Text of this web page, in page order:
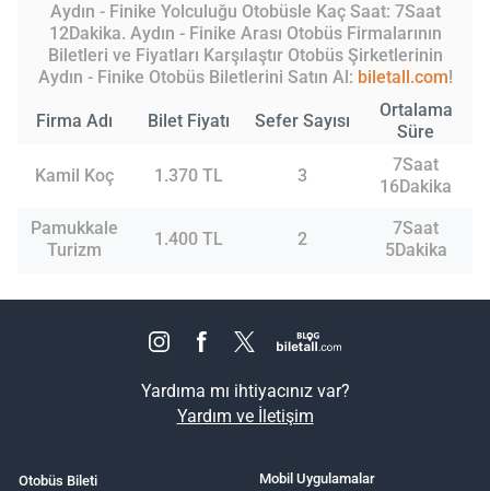
Aydın - Finike Yolculuğu Otobüsle Kaç Saat: 7Saat
12Dakika. Aydın - Finike Arası Otobüs Firmalarının
Biletleri ve Fiyatları Karşılaştır Otobüs Şirketlerinin
Aydın - Finike Otobüs Biletlerini Satın Al: biletall.com!
Firma Adı Bilet Fiyatı Sefer Sayısı
Ortalama
Süre
Kamil Koç 1.370 TL 3
7Saat
16Dakika
Pamukkale
Turizm
1.400 TL 2
7Saat
5Dakika
Yardıma mı ihtiyacınız var?
Yardım ve İletişim
Otobüs Bileti
Mobil Uygulamalar